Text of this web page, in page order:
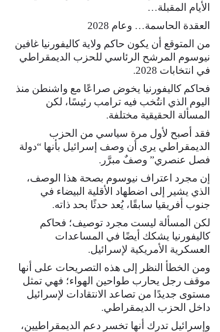
الأيام المقبلة…
العقدة الحاسمة… وعام 2028
من المتوقع أن يكون حاكم ولاية كاليفورنيا غافين
نيوسوم المرشح الرئاسي للحزب الديمقراطي
في انتخابات 2028.
فحاكم كاليفورنيا يخوض صراعًا مع واشنطن منذ
اليوم الذي انتُخب فيه ترامب رئيسًا، لكن
المسألة الحقيقية مختلفة.
فقد أصبح لأول مرة سياسي من الحزب
الديمقراطي يرى أن وصف إسرائيل بأنها “دولة
فصل عنصري” وصفٌ مبرَّر.
إن مجرد اعتراف نيوسوم بصحة هذا الوصف،
الذي يشير إلى اضطهاد الأقلية البيضاء في
جنوب أفريقيا سابقًا، يُعد حدثًا بحد ذاته.
لكن المسألة ليست مجرد توصيف؛ فحاكم
كاليفورنيا يشكك أيضًا في المساعدات
العسكرية الأمريكية لإسرائيل.
ومن الخطأ النظر إلى هذه التصريحات على أنها
موقف رجل يحارب طواحين الهواء؛ فهي تمثل
مستوى جديدًا من تصاعد الانتقادات لإسرائيل
داخل الحزب الديمقراطي.
وإسرائيل تدرك أنها تخسر دعم الديمقراطيين،